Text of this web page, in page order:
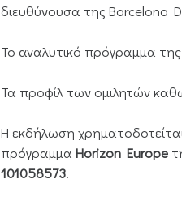
διευθύνουσα της Barcelona
Το αναλυτικό πρόγραμμα
Τα προφίλ των ομιλητών
Η εκδήλωση
πρόγραμμα Horizon Europe
101058573.